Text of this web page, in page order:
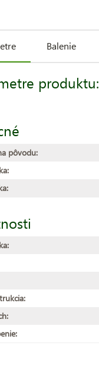
Balenie
produktu:
pôvodu: